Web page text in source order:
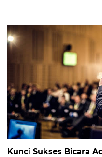
Kunci Sukses Bicara